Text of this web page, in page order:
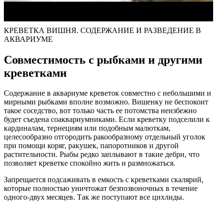
КРЕВЕТКА ВИШНЯ. СОДЕРЖАНИЕ И РАЗВЕДЕНИЕ В
АКВАРИУМЕ
Совместимость с рыбками и другими
креветками
Содержание в аквариуме креветок совместно с небольшими и
мирными рыбками вполне возможно. Вишенку не беспокоит
такое соседство, вот только часть ее потомства неизбежно
будет съедена соаквариумниками. Если креветку подселили к
кардиналам, тернециям или подобным малюткам,
целесообразно отгородить ракообразному отдельный уголок
при помощи коряг, ракушек, папоротников и другой
растительности. Рыбы редко заплывают в такие дебри, что
позволяет креветке спокойно жить и размножаться.
Запрещается подсаживать в емкость с креветками скалярий,
которые полностью уничтожат безпозвоночных в течение
одного-двух месяцев. Так же поступают все цихлиды.